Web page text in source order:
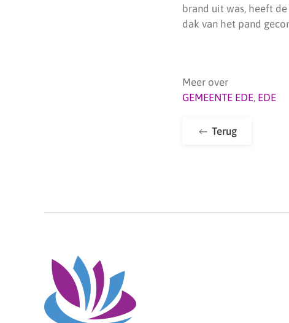
brand uit was, heeft
dak van het pand
Meer over
GEMEENTE EDE, EDE
Terug